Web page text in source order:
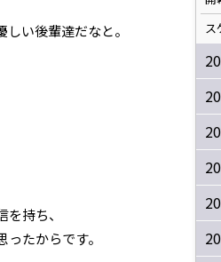
い後輩達だなと。
持ち、
たからです。
ス